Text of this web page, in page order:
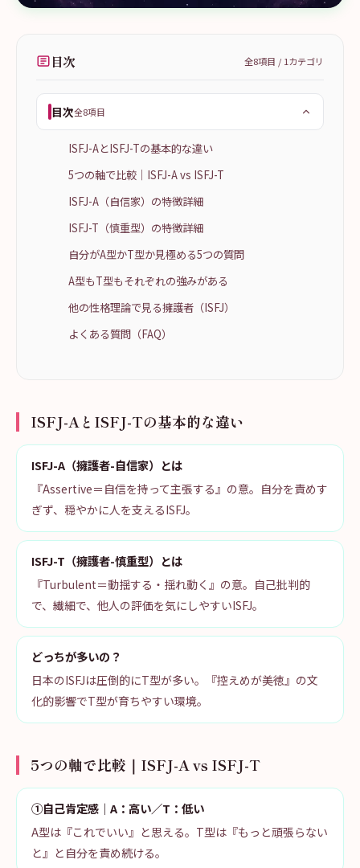
目次 全8項目 / 1カテゴリ
目次全8項目
ISFJ-AとISFJ-Tの基本的な違い
5つの軸で比較｜ISFJ-A vs ISFJ-T
ISFJ-A（自信家）の特徴詳細
ISFJ-T（慎重型）の特徴詳細
自分がA型かT型か見極める5つの質問
A型もT型もそれぞれの強みがある
他の性格理論で見る擁護者（ISFJ）
よくある質問（FAQ）
ISFJ-AとISFJ-Tの基本的な違い
ISFJ-A（擁護者-自信家）とは
『Assertive＝自信を持って主張する』の意。自分を責めす
ぎず、穏やかに人を支えるISFJ。
ISFJ-T（擁護者-慎重型）とは
『Turbulent＝動揺する・揺れ動く』の意。自己批判的
で、繊細で、他人の評価を気にしやすいISFJ。
どっちが多いの？
日本のISFJは圧倒的にT型が多い。『控えめが美徳』の文
化的影響でT型が育ちやすい環境。
5つの軸で比較｜ISFJ-A vs ISFJ-T
①自己肯定感｜A：高い／T：低い
A型は『これでいい』と思える。T型は『もっと頑張らない
と』と自分を責め続ける。